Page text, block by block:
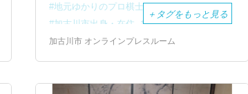
地元ゆかりのプロ棋士
加古川市出身・在住
上野裕寿
プロ棋士
加古川青流戦
将棋フェスタ
＋ タグをもっと見る
加古川市 オンラインプレスルーム